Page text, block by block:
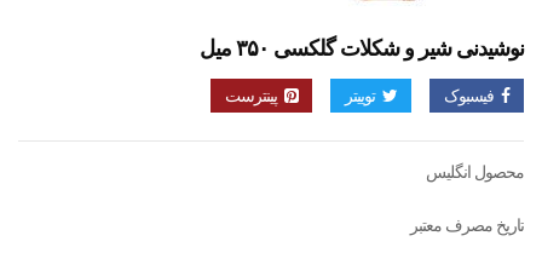
نوشیدنی شیر و شکلات گلکسی ۳۵۰ میل
فیسبوک توییتر پینترست
محصول انگلیس
تاریخ مصرف معتبر